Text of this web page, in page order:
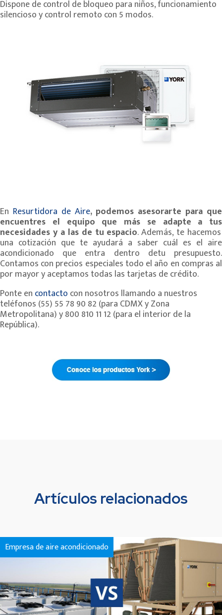
Dispone de control de bloqueo para niños, funcionamiento
silencioso y control remoto con 5 modos.
En Resurtidora de Aire,podemos asesorarte para que
encuentres el equipo que más se adapte a tus
necesidades y a las de tu espacio. Además, te hacemos
una cotización que te ayudará a saber cuál es el aire
acondicionado que entra dentro detu presupuesto.
Contamos con precios especiales todo el año en compras al
por mayor y aceptamos todas las tarjetas de crédito.
Ponte en contacto con nosotros llamando a nuestros
teléfonos (55) 55 78 90 82 (para CDMX y Zona
Metropolitana) y 800 810 11 12 (para el interior de la
República).
Artículos relacionados
Empresa de aire acondicionado